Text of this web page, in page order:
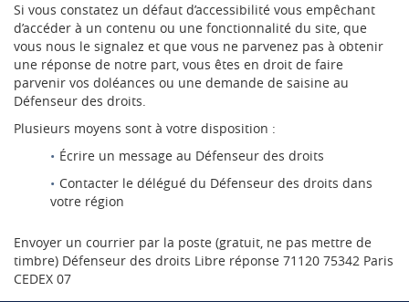
Si vous constatez un défaut d’accessibilité vous empêchant
d’accéder à un contenu ou une fonctionnalité du site, que
vous nous le signalez et que vous ne parvenez pas à obtenir
une réponse de notre part, vous êtes en droit de faire
parvenir vos doléances ou une demande de saisine au
Défenseur des droits.
Plusieurs moyens sont à votre disposition :
Écrire un message au Défenseur des droits
Contacter le délégué du Défenseur des droits dans
votre région
Envoyer un courrier par la poste (gratuit, ne pas mettre de
timbre) Défenseur des droits Libre réponse 71120 75342 Paris
CEDEX 07